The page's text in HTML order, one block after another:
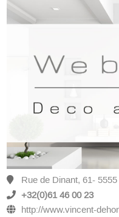
Rue de Dinant, 61-
+32(0)61 46 00 23
http://www.vincent-